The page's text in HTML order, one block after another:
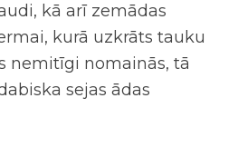
kā arī zemādas
kurā uzkrāts tauku
nemitīgi nomainās, tā
sejas ādas